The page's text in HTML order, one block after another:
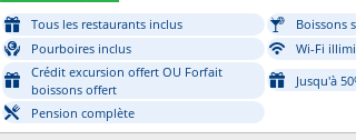
Tous les restaurants inclus
Boissons
Pourboires inclus
Wi-Fi
Crédit excursion offert OU Forfait
boissons offert
Jusqu'à
Pension complète